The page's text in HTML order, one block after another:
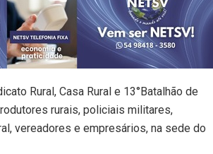
Rural, Casa Rural e 13°Batalhão de
rurais, policiais militares,
vereadores e empresários, na sede do